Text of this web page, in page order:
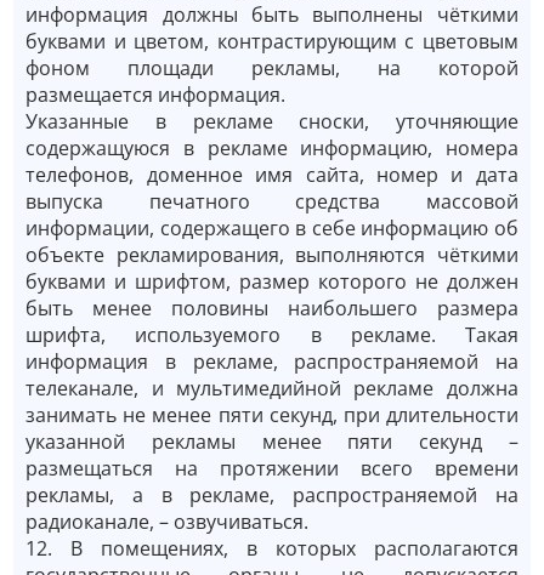
информация должны быть выполнены чёткими
буквами и цветом, контрастирующим с цветовым
фоном площади рекламы, на которой
размещается информация.
Указанные в рекламе сноски, уточняющие
содержащуюся в рекламе информацию, номера
телефонов, доменное имя сайта, номер и дата
выпуска печатного средства массовой
информации, содержащего в себе информацию об
объекте рекламирования, выполняются чёткими
буквами и шрифтом, размер которого не должен
быть менее половины наибольшего размера
шрифта, используемого в рекламе. Такая
информация в рекламе, распространяемой на
телеканале, и мультимедийной рекламе должна
занимать не менее пяти секунд, при длительности
указанной рекламы менее пяти секунд –
размещаться на протяжении всего времени
рекламы, а в рекламе, распространяемой на
радиоканале, – озвучиваться.
12. В помещениях, в которых располагаются